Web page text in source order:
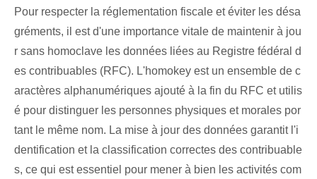
Pour respecter la réglementation fiscale et éviter les désa
gréments, il est d'une importance vitale de maintenir à jou
r sans homoclave les données liées au Registre fédéral d
es contribuables (RFC). L'homokey est un ensemble de c
aractères alphanumériques ajouté à la fin du RFC et utilis
é pour distinguer les personnes physiques et morales por
tant le même nom. La mise à jour des données garantit l'i
dentification et la classification correctes des contribuable
s, ce qui est essentiel pour mener à bien les activités com